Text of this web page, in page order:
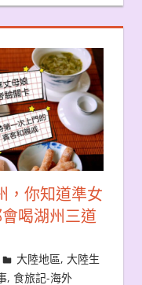
，你知道準女
喝湖州三道
大陸地區,大陸生
, 食旅記-海外